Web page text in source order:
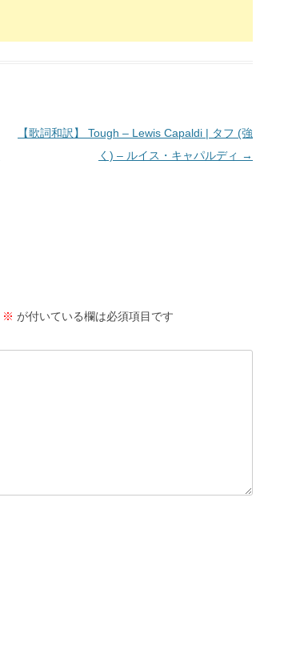
【歌詞和訳】 Tough – Lewis Capaldi | タフ (強
く) – ルイス・キャパルディ →
※ が付いている欄は必須項目です